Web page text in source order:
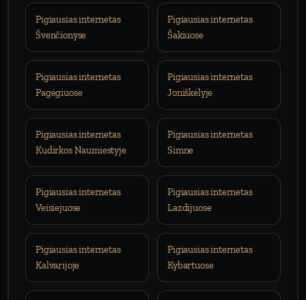
Pigiausias internetas
Švenčionyse
Pigiausias internetas
Šakiuose
Pigiausias internetas
Pagėgiuose
Pigiausias internetas
Joniškėlyje
Pigiausias internetas
Kudirkos Naumiestyje
Pigiausias internetas
Simne
Pigiausias internetas
Veisiejuose
Pigiausias internetas
Lazdijuose
Pigiausias internetas
Kalvarijoje
Pigiausias internetas
Kybartuose